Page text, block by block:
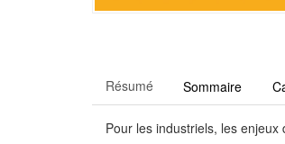
Résumé Sommaire
Pour les industriels, les